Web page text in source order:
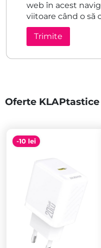
web în acest
viitoare când o să
Oferte KLAPtastice
-10 lei